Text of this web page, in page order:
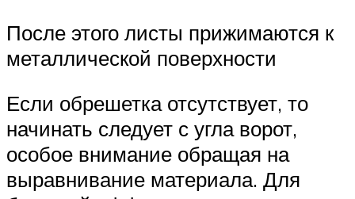
После этого листы прижимаются к
металлической поверхности
Если обрешетка отсутствует, то
начинать следует с угла ворот,
особое внимание обращая на
выравнивание материала. Для